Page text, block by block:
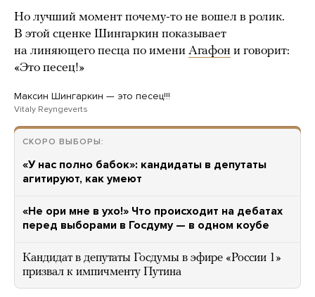
Но лучший момент почему-то не вошел в ролик.
В этой сценке Шингаркин показывает
на линяющего песца по имени Агафон и говорит:
«Это песец!»
Максин Шингаркин — это песец!!!
Vitaly Reyngeverts
СКОРО ВЫБОРЫ:
«У нас полно бабок»: кандидаты в депутаты
агитируют, как умеют
«Не ори мне в ухо!» Что происходит на дебатах
перед выборами в Госдуму — в одном коубе
Кандидат в депутаты Госдумы в эфире «России 1»
призвал к импичменту Путина